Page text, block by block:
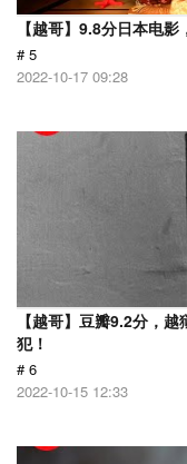
【越哥】9.8分日本电
# 5
2022-10-17 09:28
【越哥】豆瓣9.2分，
犯！
# 6
2022-10-15 12:33